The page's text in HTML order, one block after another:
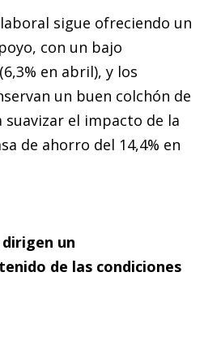
sigue ofreciendo un
con un bajo
en abril), y los
un buen colchón de
el impacto de la
de ahorro del 14,4% en
un
de las condiciones